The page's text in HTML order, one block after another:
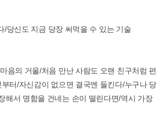
/당신도 지금 당장 써먹을 수 있는 기술
음의 거울/처음 만난 사람도 오랜 친구처럼 편
터/자신감이 없으면 결국엔 들킨다/누구나 당
해서 명함을 건네는 손이 떨린다면/역시 가장